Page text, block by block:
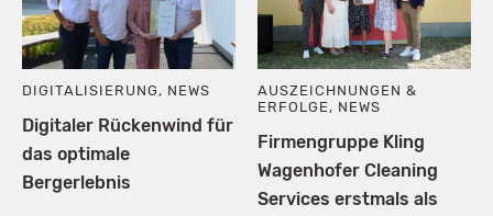
DIGITALISIERUNG , NEWS
Digitaler Rückenwind für
das optimale
Bergerlebnis
AUSZEICHNUNGEN &
ERFOLGE, NEWS
Firmengruppe Kling
Wagenhofer Cleaning
Services erstmals als